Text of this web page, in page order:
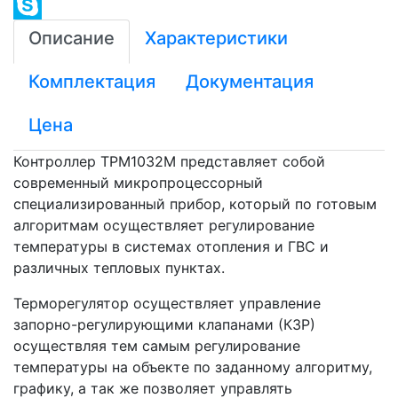
Skype
Описание Характеристики
Комплектация Документация
Цена
Контроллер ТРМ1032М представляет собой
современный микропроцессорный
специализированный прибор, который по готовым
алгоритмам осуществляет регулирование
температуры в системах отопления и ГВС и
различных тепловых пунктах.
Терморегулятор осуществляет управление
запорно-регулирующими клапанами (КЗР)
осуществляя тем самым регулирование
температуры на объекте по заданному алгоритму,
графику, а так же позволяет управлять